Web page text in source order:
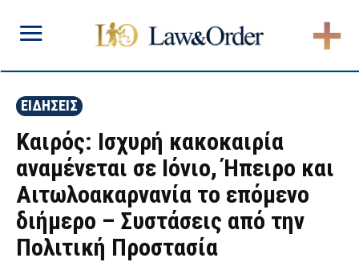
ΕΙΔΗΣΕΙΣ
Καιρός: Ισχυρή κακοκαιρία
αναμένεται σε Ιόνιο, Ήπειρο και
Αιτωλοακαρνανία το επόμενο
διήμερο – Συστάσεις από την
Πολιτική Προστασία